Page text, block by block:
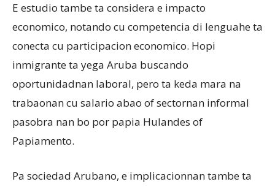
E estudio tambe ta considera e impacto
economico, notando cu competencia di lenguahe ta
conecta cu participacion economico. Hopi
inmigrante ta yega Aruba buscando
oportunidadnan laboral, pero ta keda mara na
trabaonan cu salario abao of sectornan informal
pasobra nan bo por papia Hulandes of
Papiamento.
Pa sociedad Arubano, e implicacionnan tambe ta